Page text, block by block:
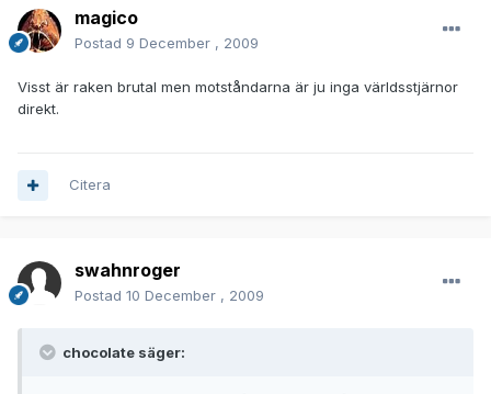
magico
Postad 9 December , 2009
Visst är raken brutal men motståndarna är ju inga världsstjärnor
direkt.
Citera
swahnroger
Postad 10 December , 2009
chocolate säger: